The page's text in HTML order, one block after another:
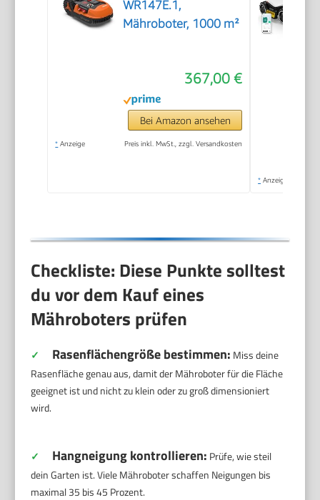
WR147E.1,
Mähroboter, 1000 m²
367,00 €
Bei Amazon ansehen
* Anzeige Preis inkl. MwSt., zzgl. Versandkosten
* Anzeige
Checkliste: Diese Punkte solltest
du vor dem Kauf eines
Mähroboters prüfen
✓ Rasenflächengröße bestimmen: Miss deine
Rasenfläche genau aus, damit der Mähroboter für die Fläche
geeignet ist und nicht zu klein oder zu groß dimensioniert
wird.
✓ Hangneigung kontrollieren: Prüfe, wie steil
dein Garten ist. Viele Mähroboter schaffen Neigungen bis
maximal 35 bis 45 Prozent.